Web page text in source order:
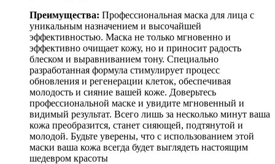
Преимущества: Профессиональная маска для лица с
уникальным назначением и высочайшей
эффективностью. Маска не только мгновенно и
эффективно очищает кожу, но и приносит радость
блеском и выравниванием тону. Специально
разработанная формула стимулирует процесс
обновления и регенерации клеток, обеспечивая
молодость и сияние вашей коже. Доверьтесь
профессиональной маске и увидите мгновенный и
видимый результат. Всего лишь за несколько минут ваша
кожа преобразится, станет сияющей, подтянутой и
молодой. Будьте уверены, что с использованием этой
маски ваша кожа всегда будет выглядеть настоящим
шедевром красоты